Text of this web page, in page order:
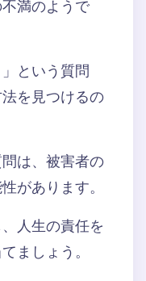
満のようで
という質問
を見つけるの
は、被害者の
があります。
人生の責任を
ましょう。